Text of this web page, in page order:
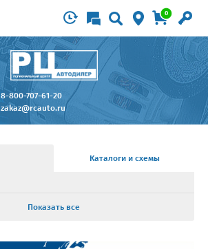
0
8-800-707-61-20
zakaz@rcauto.ru
Каталоги и схемы
Показать все